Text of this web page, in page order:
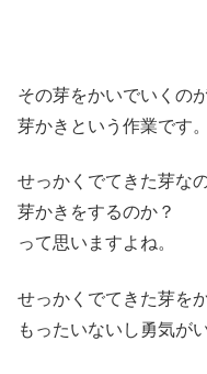
その芽をかいでいくの
芽かきという作業です。
せっかくでてきた芽な
芽かきをするのか？
って思いますよね。
せっかくでてきた芽を
もったいないし勇気が